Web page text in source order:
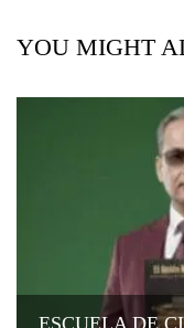
YOU MIGHT